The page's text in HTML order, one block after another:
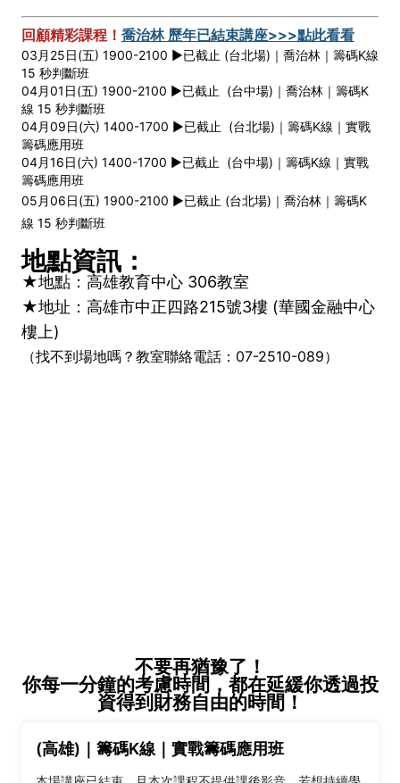
回顧精彩課程！ 喬治林 歷年已結束講座>>>點此看看
03月25日(五) 1900-2100 ►已截止 (台北場)｜喬治林｜籌碼K線
15 秒判斷班
04月01日(五) 1900-2100 ►已截止 (台中場)｜喬治林｜籌碼K
線 15 秒判斷班
04月09日(六) 1400-1700 ►已截止 (台北場)｜籌碼K線｜實戰
籌碼應用班
04月16日(六) 1400-1700 ►已截止 (台中場)｜籌碼K線｜實戰
籌碼應用班
05月06日(五) 1900-2100 ►已截止 (台北場)｜喬治林｜籌碼K
線 15 秒判斷班
地點資訊：
★地點：高雄教育中心 306教室
★地址：高雄市中正四路215號3樓 (華國金融中心
樓上)
（找不到場地嗎？教室聯絡電話：07-2510-089）
不要再猶豫了！
你每一分鐘的考慮時間，都在延緩你透過投
資得到財務自由的時間！
(高雄)｜籌碼K線｜實戰籌碼應用班